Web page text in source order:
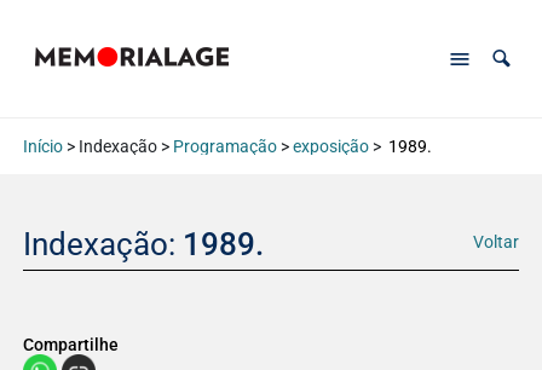
Início> Indexação > Programação>exposição> 1989.
Indexação: 1989. Voltar
Compartilhe